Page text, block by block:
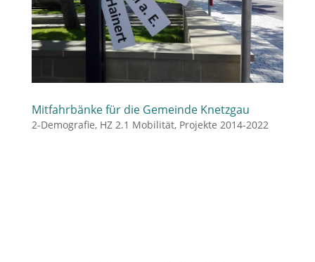
Mitfahrbänke für die Gemeinde Knetzgau
2-Demografie, HZ 2.1 Mobilität, Projekte 2014-2022